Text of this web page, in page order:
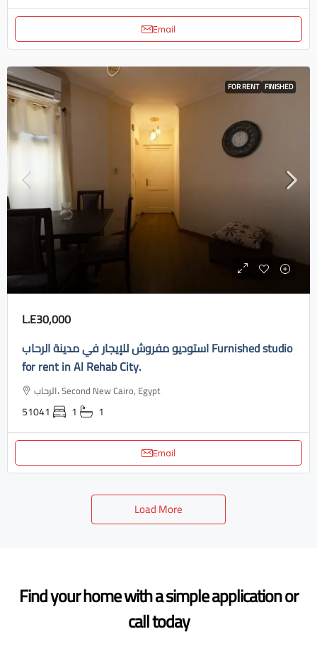
Email
FOR RENT FINISHED
L.E30,000
استوديو مفروش للإيجار في مدينة الرحاب Furnished studio
for rent in Al Rehab City.
الرحاب، Second New Cairo, Egypt
51041 1 1
Email
Load More
Find your home with a simple application or
call today